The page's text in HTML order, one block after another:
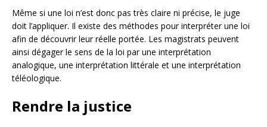
Même si une loi n’est donc pas très claire ni précise, le juge
doit l’appliquer. Il existe des méthodes pour interpréter une loi
afin de découvrir leur réelle portée. Les magistrats peuvent
ainsi dégager le sens de la loi par une interprétation
analogique, une interprétation littérale et une interprétation
téléologique.
Rendre la justice